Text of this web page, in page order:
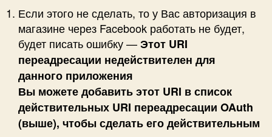
Если этого не сделать, то у Вас авторизация в
магазине через Facebook работать не будет,
будет писать ошибку —Этот URI
переадресации недействителен для
данного приложения
Вы можете добавить этот URI в список
действительных URI переадресации OAuth
(выше), чтобы сделать его действительным